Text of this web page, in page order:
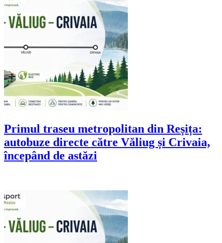
Primul traseu metropolitan din Reșița:
autobuze directe către Văliug și Crivaia,
începând de astăzi